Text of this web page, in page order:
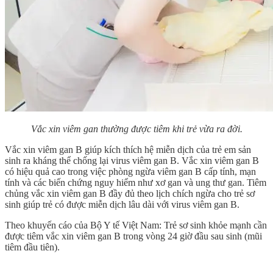
Vắc xin viêm gan thường được tiêm khi trẻ vừa ra đời.
Vắc xin viêm gan B giúp kích thích hệ miễn dịch của trẻ em sản
sinh ra kháng thể chống lại virus viêm gan B. Vắc xin viêm gan B
có hiệu quả cao trong việc phòng ngừa viêm gan B cấp tính, mạn
tính và các biến chứng nguy hiểm như xơ gan và ung thư gan. Tiêm
chủng vắc xin viêm gan B đầy đủ theo lịch chích ngừa cho trẻ sơ
sinh giúp trẻ có được miễn dịch lâu dài với virus viêm gan B.
Theo khuyến cáo của Bộ Y tế Việt Nam: Trẻ sơ sinh khỏe mạnh cần
được tiêm vắc xin viêm gan B trong vòng 24 giờ đầu sau sinh (mũi
tiêm đầu tiên).